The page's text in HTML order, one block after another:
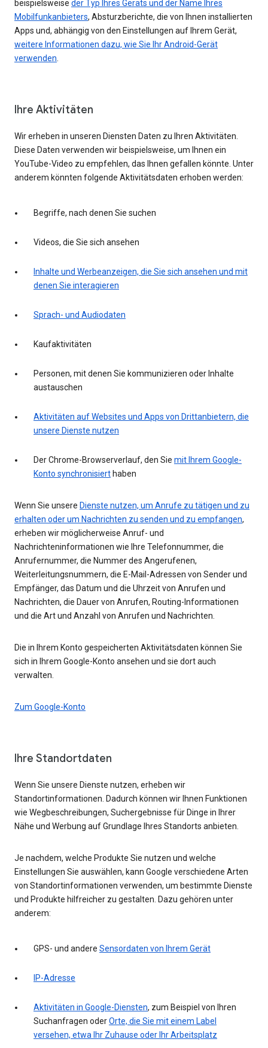
beispielsweise der Typ Ihres Geräts und der Name Ihres
Mobilfunkanbieters, Absturzberichte, die von Ihnen installierten
Apps und, abhängig von den Einstellungen auf Ihrem Gerät,
weitere Informationen dazu, wie Sie Ihr Android-Gerät
verwenden.
Ihre Aktivitäten
Wir erheben in unseren Diensten Daten zu Ihren Aktivitäten.
Diese Daten verwenden wir beispielsweise, um Ihnen ein
YouTube-Video zu empfehlen, das Ihnen gefallen könnte. Unter
anderem könnten folgende Aktivitätsdaten erhoben werden:
Begriffe, nach denen Sie suchen
Videos, die Sie sich ansehen
Inhalte und Werbeanzeigen, die Sie sich ansehen und mit
denen Sie interagieren
Sprach- und Audiodaten
Kaufaktivitäten
Personen, mit denen Sie kommunizieren oder Inhalte
austauschen
Aktivitäten auf Websites und Apps von Drittanbietern, die
unsere Dienste nutzen
Der Chrome-Browserverlauf, den Sie mit Ihrem Google-
Konto synchronisiert haben
Wenn Sie unsere Dienste nutzen, um Anrufe zu tätigen und zu
erhalten oder um Nachrichten zu senden und zu empfangen,
erheben wir möglicherweise Anruf- und
Nachrichteninformationen wie Ihre Telefonnummer, die
Anrufernummer, die Nummer des Angerufenen,
Weiterleitungsnummern, die E-Mail-Adressen von Sender und
Empfänger, das Datum und die Uhrzeit von Anrufen und
Nachrichten, die Dauer von Anrufen, Routing-Informationen
und die Art und Anzahl von Anrufen und Nachrichten.
Die in Ihrem Konto gespeicherten Aktivitätsdaten können Sie
sich in Ihrem Google-Konto ansehen und sie dort auch
verwalten.
Zum Google-Konto
Ihre Standortdaten
Wenn Sie unsere Dienste nutzen, erheben wir
Standortinformationen. Dadurch können wir Ihnen Funktionen
wie Wegbeschreibungen, Suchergebnisse für Dinge in Ihrer
Nähe und Werbung auf Grundlage Ihres Standorts anbieten.
Je nachdem, welche Produkte Sie nutzen und welche
Einstellungen Sie auswählen, kann Google verschiedene Arten
von Standortinformationen verwenden, um bestimmte Dienste
und Produkte hilfreicher zu gestalten. Dazu gehören unter
anderem:
GPS- und andere Sensordaten von Ihrem Gerät
IP-Adresse
Aktivitäten in Google-Diensten, zum Beispiel von Ihren
Suchanfragen oderOrte, die Sie mit einem Label
versehen, etwa Ihr Zuhause oder Ihr Arbeitsplatz